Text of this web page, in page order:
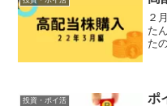
ス
２
た
た
ー
投資・ポイ活
ポ